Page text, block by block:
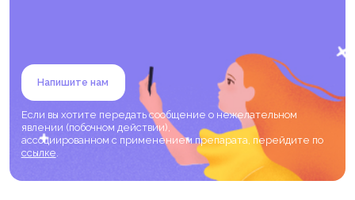
Напишите нам
Если вы хотите передать сообщение о нежелательном
явлении (побочном действии),
ассоциированном с применением препарата, перейдите по
ссылке